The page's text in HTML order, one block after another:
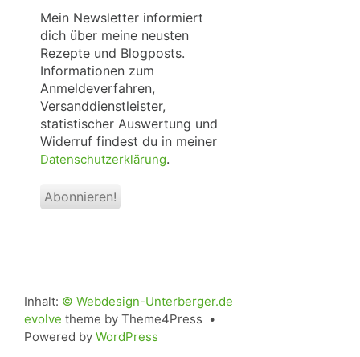
Mein Newsletter informiert
dich über meine neusten
Rezepte und Blogposts.
Informationen zum
Anmeldeverfahren,
Versanddienstleister,
statistischer Auswertung und
Widerruf findest du in meiner
Datenschutzerklärung.
Inhalt: © Webdesign-Unterberger.de
evolve theme by Theme4Press •
Powered by WordPress